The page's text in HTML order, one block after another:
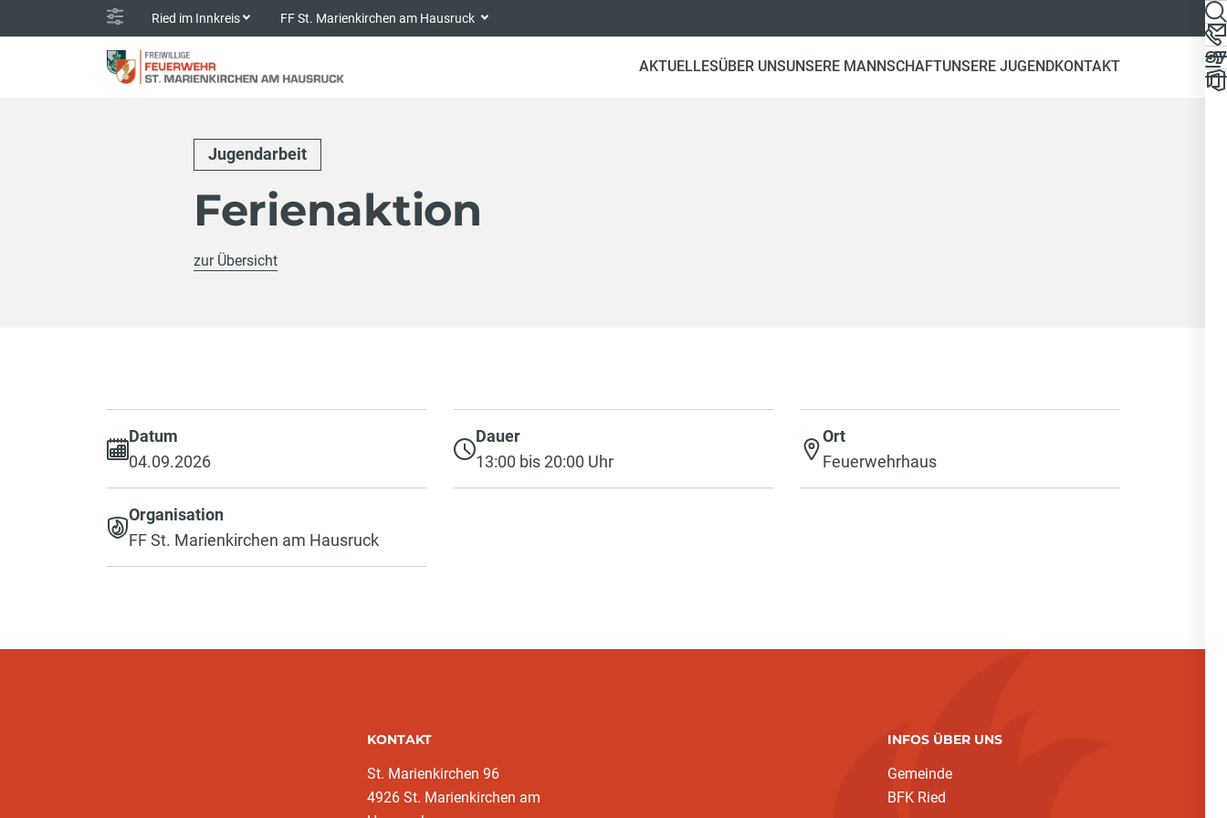
Ried im Innkreis FF St. Marienkirchen am Hausruck
AKTUELLESÜBER UNSUNSERE MANNSCHAFTUNSERE JUGENDKONTAKT
Jugendarbeit
Ferienaktion
zur Übersicht
Datum
04.09.2026
Dauer
13:00 bis 20:00 Uhr
Ort
Feuerwehrhaus
Organisation
FF St. Marienkirchen am Hausruck
KONTAKT
St. Marienkirchen 96
4926 St. Marienkirchen am
INFOS ÜBER UNS
Gemeinde
BFK Ried